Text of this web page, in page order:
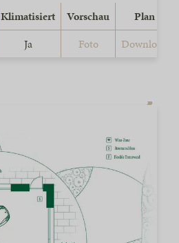
Klimatisiert Vorschau
Plan
Ja Foto Download